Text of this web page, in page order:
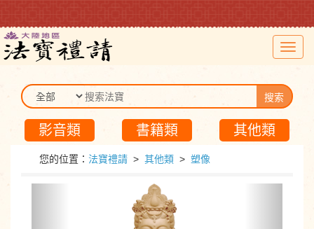
搜索
影音類 書籍類 其他類
您的位置： 法寶禮請 > 其他類 > 塑像